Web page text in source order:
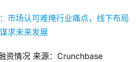
资情况 来源：Crunchbase